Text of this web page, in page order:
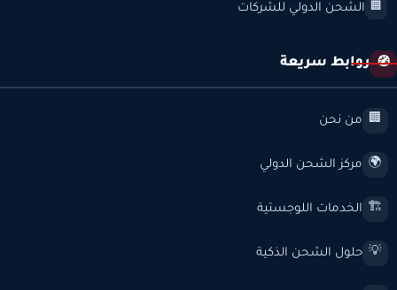
🏢 الشحن الدولي للشركات
🧭 روابط سريعة
🏢 من نحن
🌍 مركز الشحن الدولي
🏗️ الخدمات اللوجستية
💡 حلول الشحن الذكية